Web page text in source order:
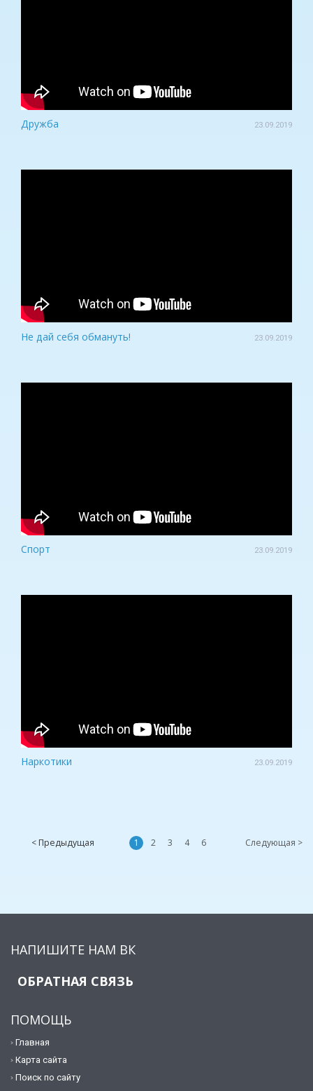
Дружба 23.09.2019
Не дай себя обмануть! 23.09.2019
Спорт 23.09.2019
Наркотики 23.09.2019
< Предыдущая 1 2 3 4 6 Следующая >
НАПИШИТЕ НАМ ВК
ОБРАТНАЯ СВЯЗЬ
ПОМОЩЬ
Главная
Карта сайта
Поиск по сайту